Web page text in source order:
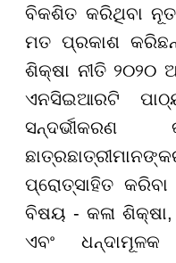
ବିକଶିତ କରିଥିବା
ମତ ପ୍ରକାଶ
ଶିକ୍ଷା ନୀତି ୨୦୨୦
ଏନସିଇଆରଟି
ପ୍ରୋତ୍ସାହିତ
ବିଷୟ - କଳା ଶିକ୍ଷା,
ଏବଂ ଧନ୍ଦାମୂଳକ